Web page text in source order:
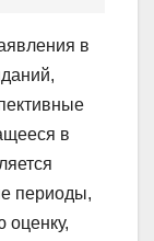
в
в
периоды,
оценку,